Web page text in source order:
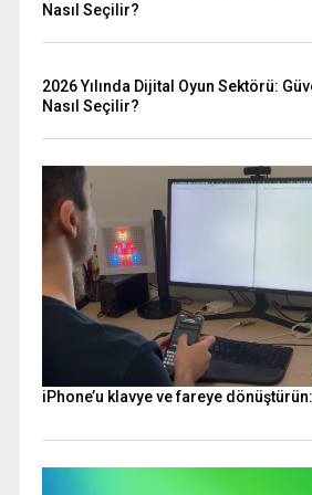
Nasıl Seçilir?
2026 Yılında Dijital Oyun Sektörü:
Nasıl Seçilir?
iPhone’u klavye ve fareye